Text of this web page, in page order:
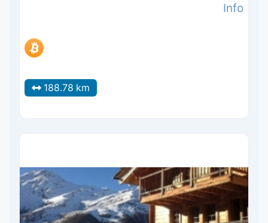
Info
188.78 km